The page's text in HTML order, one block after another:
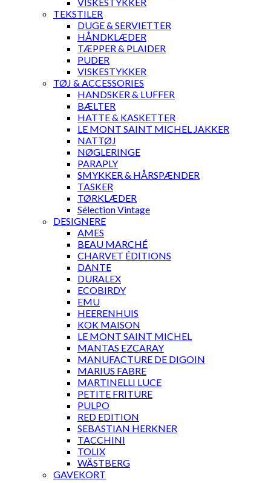
TEKSTILER
DUGE & SERVIETTER
HÅNDKLÆDER
TÆPPER & PLAIDER
PUDER
VISKESTYKKER
TØJ & ACCESSORIES
HANDSKER & LUFFER
BÆLTER
HATTE & KASKETTER
LE MONT SAINT MICHEL JAKKER
NATTØJ
NØGLERINGE
PARAPLY
SMYKKER & HÅRSPÆNDER
TASKER
TØRKLÆDER
Sélection Vintage
DESIGNERE
AMES
BEAU MARCHÉ
CHARVET ÉDITIONS
DANTE
DURALEX
ECOBIRDY
EMU
HEERENHUIS
KOK MAISON
LE MONT SAINT MICHEL
MANTAS EZCARAY
MANUFACTURE DE DIGOIN
MARIUS FABRE
MARTINELLI LUCE
PETITE FRITURE
PULPO
RED EDITION
SEBASTIAN HERKNER
TACCHINI
TOLIX
WÄSTBERG
GAVEKORT